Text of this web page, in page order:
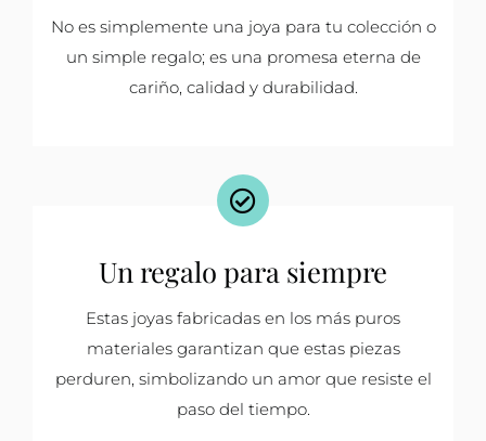
No es simplemente una joya para tu colección o
un simple regalo; es una promesa eterna de
cariño, calidad y durabilidad.
Un regalo para siempre
Estas joyas fabricadas en los más puros
materiales garantizan que estas piezas
perduren, simbolizando un amor que resiste el
paso del tiempo.